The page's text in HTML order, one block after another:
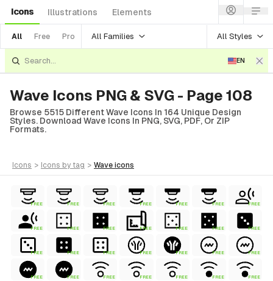
Icons Illustrations Elements
All Free Pro All Families All Styles
EN
Wave Icons PNG & SVG - Page 108
Browse 5515 Different Wave Icons In 164 Unique Design
Styles. Download Wave Icons In PNG, SVG, PDF, Or ZIP
Formats.
icons > icons by tag > wave icons
FREE FREE FREE FREE FREE FREE FREE
FREE FREE FREE FREE FREE FREE FREE
FREE FREE FREE FREE FREE FREE FREE
FREE FREE FREE FREE FREE FREE FREE